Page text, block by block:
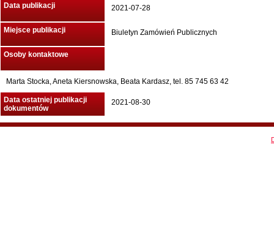
Data publikacji 2021-07-28
Miejsce publikacji Biuletyn Zamówień Publicznych
Osoby kontaktowe
Marta Stocka, Aneta Kiersnowska, Beata Kardasz, tel. 85 745 63 42
Data ostatniej publikacji
dokumentów
2021-08-30